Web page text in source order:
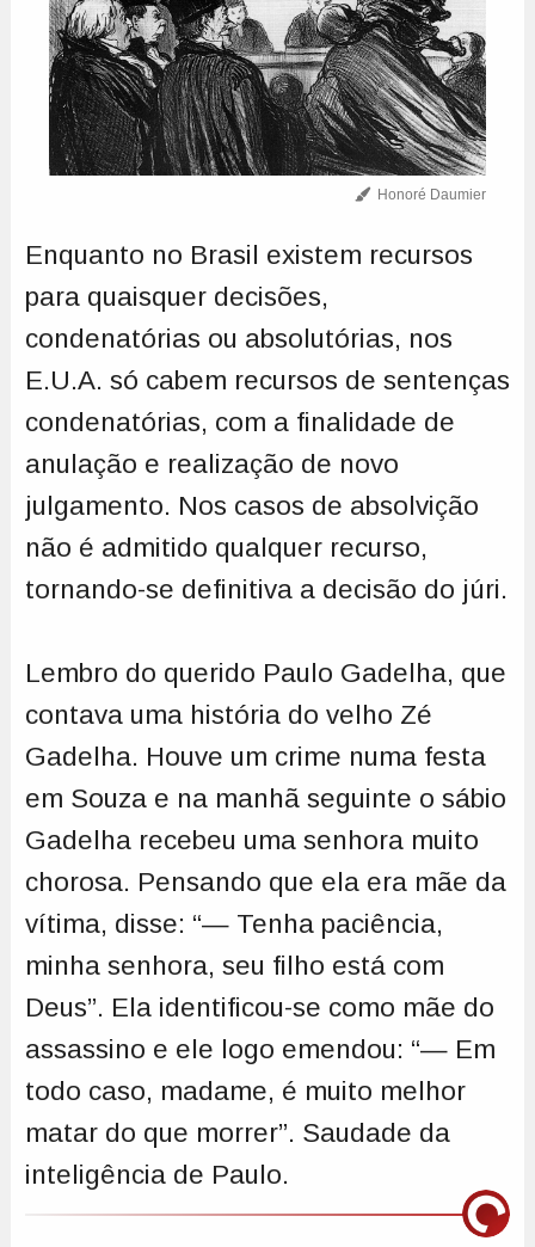
Honoré Daumier
Enquanto no Brasil existem recursos
para quaisquer decisões,
condenatórias ou absolutórias, nos
E.U.A. só cabem recursos de sentenças
condenatórias, com a finalidade de
anulação e realização de novo
julgamento. Nos casos de absolvição
não é admitido qualquer recurso,
tornando-se definitiva a decisão do júri.
Lembro do querido Paulo Gadelha, que
contava uma história do velho Zé
Gadelha. Houve um crime numa festa
em Souza e na manhã seguinte o sábio
Gadelha recebeu uma senhora muito
chorosa. Pensando que ela era mãe da
vítima, disse: “— Tenha paciência,
minha senhora, seu filho está com
Deus”. Ela identificou-se como mãe do
assassino e ele logo emendou: “— Em
todo caso, madame, é muito melhor
matar do que morrer”. Saudade da
inteligência de Paulo.